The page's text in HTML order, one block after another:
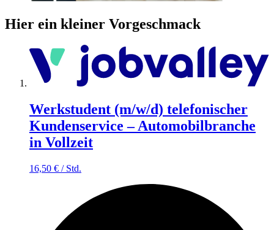
Hier ein kleiner Vorgeschmack
Werkstudent (m/w/d) telefonischer
Kundenservice – Automobilbranche
in Vollzeit
16,50 € / Std.